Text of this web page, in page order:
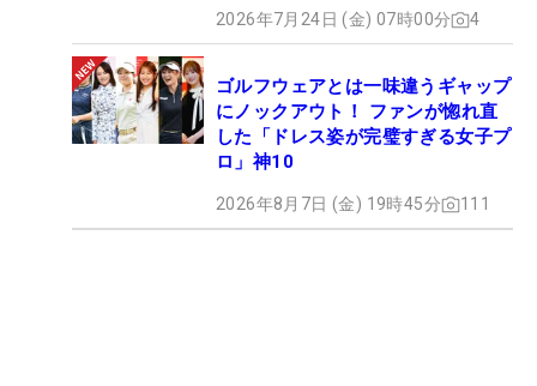
2026年7月24日 (金) 07時00分 4
ゴルフウェアとは一味違うギャップ
にノックアウト！ ファンが惚れ直
した「ドレス姿が完璧すぎる女子プ
ロ」神10
2026年8月7日 (金) 19時45分 111